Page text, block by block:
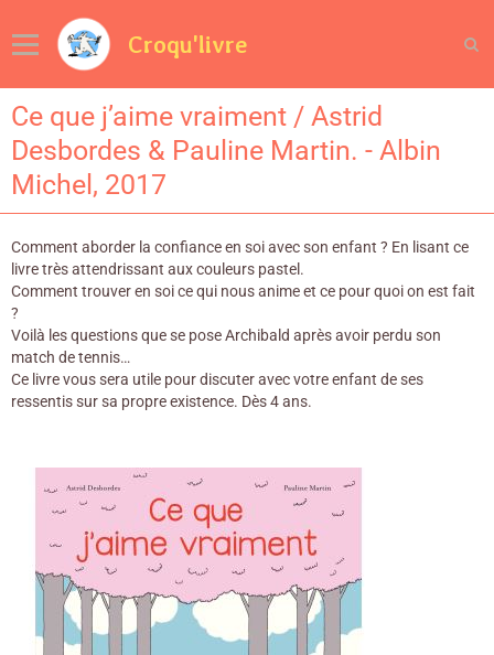
Croqu'livre
Ce que j’aime vraiment / Astrid
Desbordes & Pauline Martin. - Albin
Michel, 2017
Comment aborder la confiance en soi avec son enfant ? En lisant ce
livre très attendrissant aux couleurs pastel.
Comment trouver en soi ce qui nous anime et ce pour quoi on est fait
?
Voilà les questions que se pose Archibald après avoir perdu son
match de tennis…
Ce livre vous sera utile pour discuter avec votre enfant de ses
ressentis sur sa propre existence. Dès 4 ans.